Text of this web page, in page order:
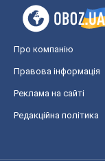
Про компанію
Правова інформація
Реклама на сайті
Редакційна політика